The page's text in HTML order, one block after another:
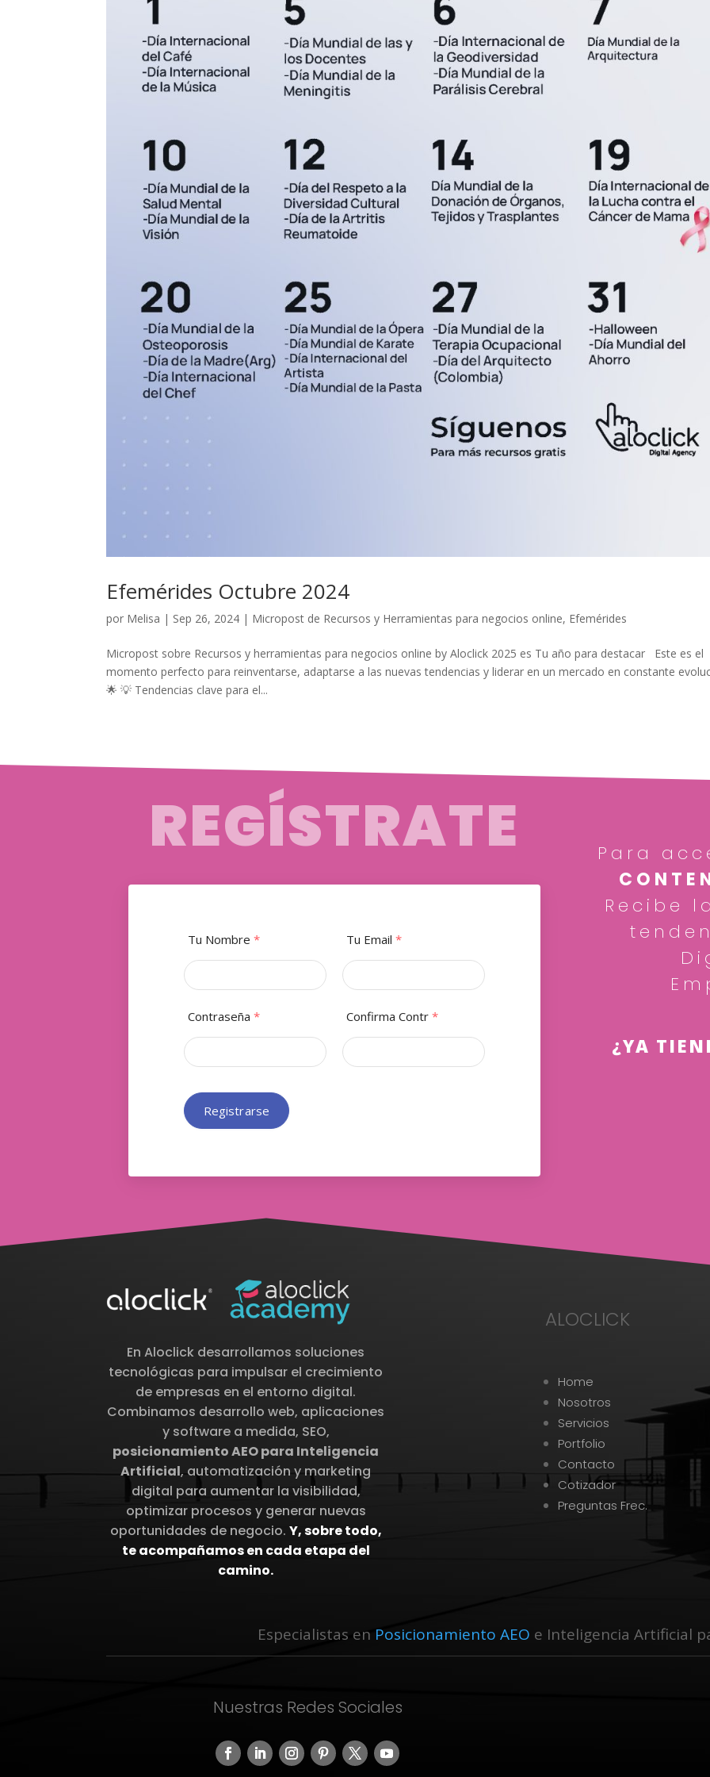
Efemérides Octubre 2024
por Melisa | Sep 26, 2024 | Micropost de Recursos y Herramientas para negocios online, Efemérides
Micropost sobre Recursos y herramientas para negocios online by Aloclick 2025 es Tu año para destacar Este es el
momento perfecto para reinventarse, adaptarse a las nuevas tendencias y liderar en un mercado en constante
🌟 💡 Tendencias clave para el...
REGÍSTRATE
Tu Nombre * Tu Email *
Contraseña * Confirma Contr *
Registrarse
Para
Recibe
¿YA
En Aloclick desarrollamos soluciones
tecnológicas para impulsar el crecimiento
de empresas en el entorno digital.
Combinamos desarrollo web, aplicaciones
y software a medida, SEO,
posicionamiento AEO para Inteligencia
Artificial, automatización y marketing
digital para aumentar la visibilidad,
optimizar procesos y generar nuevas
oportunidades de negocio. Y, sobre todo,
te acompañamos en cada etapa del
camino.
ALOCLICK
Home
Nosotros
Servicios
Portfolio
Contacto
Cotizador
Preguntas Frec.
Especialistas en Posicionamiento AEO e Inteligencia Artificial
Nuestras Redes Sociales